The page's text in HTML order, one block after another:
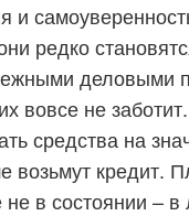
и
редко
деловыми
вовсе не
средства на
возьмут кредит.
не в состоянии –